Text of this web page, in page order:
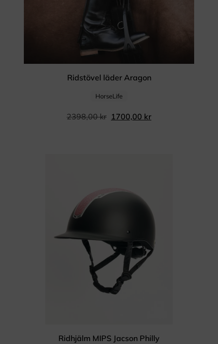
Ridstövel läder Aragon
HorseLife
2398,00kr 1700,00 kr
Ridhjälm MIPS Jacson Philly